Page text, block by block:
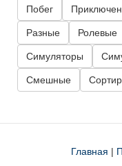
Побег
Разные Ролевые
Симуляторы
Смешные
Главная |